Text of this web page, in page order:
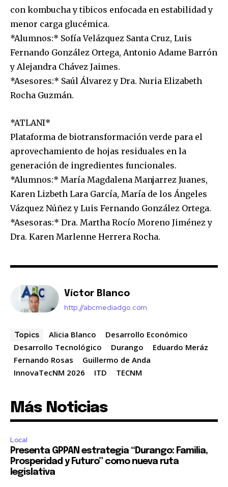
con kombucha y tibicos enfocada en estabilidad y
menor carga glucémica.
*Alumnos:* Sofía Velázquez Santa Cruz, Luis
Fernando González Ortega, Antonio Adame Barrón
y Alejandra Chávez Jaimes.
*Asesores:* Saúl Álvarez y Dra. Nuria Elizabeth
Rocha Guzmán.
*ATLANI*
Plataforma de biotransformación verde para el
aprovechamiento de hojas residuales en la
generación de ingredientes funcionales.
*Alumnos:* María Magdalena Manjarrez Juanes,
Karen Lizbeth Lara García, María de los Ángeles
Vázquez Núñez y Luis Fernando González Ortega.
*Asesoras:* Dra. Martha Rocío Moreno Jiménez y
Dra. Karen Marlenne Herrera Rocha.
Víctor Blanco
http://abcmediadgo.com
Topics Alicia Blanco
Desarrollo Económico
Desarrollo Tecnológico
Durango
Eduardo Meráz
Fernando Rosas
Guillermo de Anda
InnovaTecNM 2026
ITD TECNM
Más Noticias
Local
Presenta GPPAN estrategia “Durango: Familia,
Prosperidad y Futuro” como nueva ruta
legislativa